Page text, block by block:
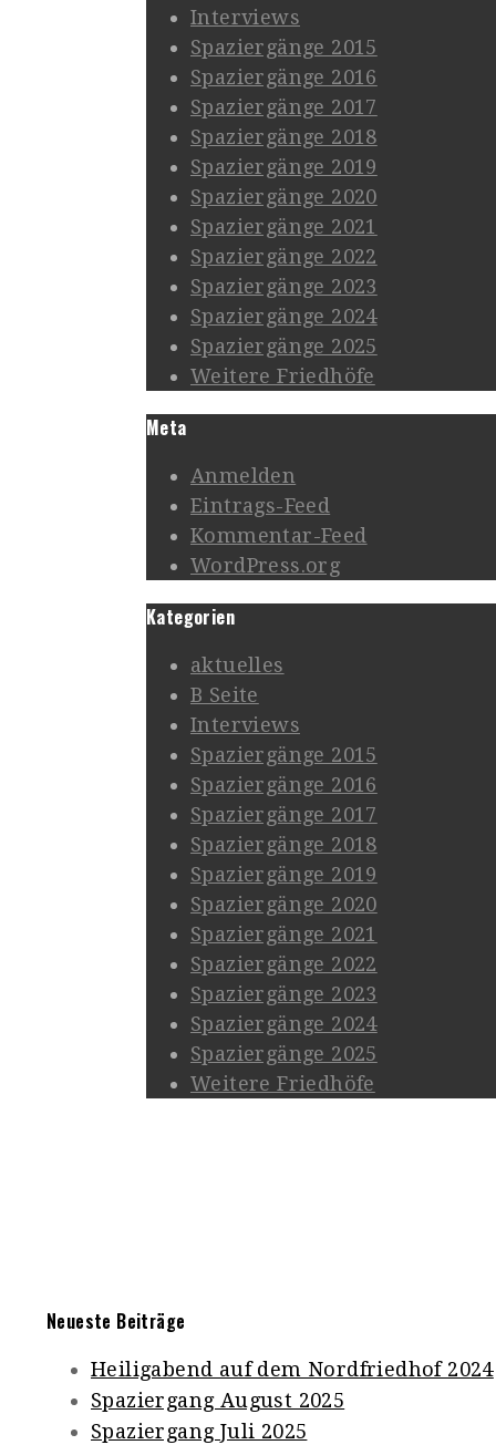
Interviews
Spaziergänge 2015
Spaziergänge 2016
Spaziergänge 2017
Spaziergänge 2018
Spaziergänge 2019
Spaziergänge 2020
Spaziergänge 2021
Spaziergänge 2022
Spaziergänge 2023
Spaziergänge 2024
Spaziergänge 2025
Weitere Friedhöfe
Meta
Anmelden
Eintrags-Feed
Kommentar-Feed
WordPress.org
Kategorien
aktuelles
B Seite
Interviews
Spaziergänge 2015
Spaziergänge 2016
Spaziergänge 2017
Spaziergänge 2018
Spaziergänge 2019
Spaziergänge 2020
Spaziergänge 2021
Spaziergänge 2022
Spaziergänge 2023
Spaziergänge 2024
Spaziergänge 2025
Weitere Friedhöfe
Neueste Beiträge
Heiligabend auf dem Nordfriedhof 2024
Spaziergang August 2025
Spaziergang Juli 2025